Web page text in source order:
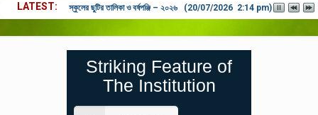
LATEST ২০২৬ শিক্ষাবর্ষে ভর্তি পুন: বিজ্ঞপ্তিঃ শিশু থেকে নবম শ্রেণি পযর্ন্ত ফরম বিতরন
Striking Feature of
The Institution